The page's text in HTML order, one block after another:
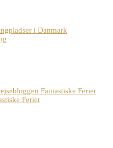
i Danmark
Fantastiske Ferier
Ferier